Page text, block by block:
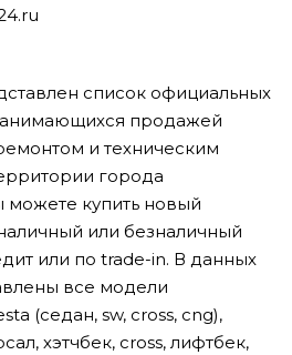
список официальных
продажей
и техническим
города
можете купить новый
или безналичный
или по trade-in. В данных
все модели
(седан, sw, cross, cng),
хэтчбек, cross, лифтбек,